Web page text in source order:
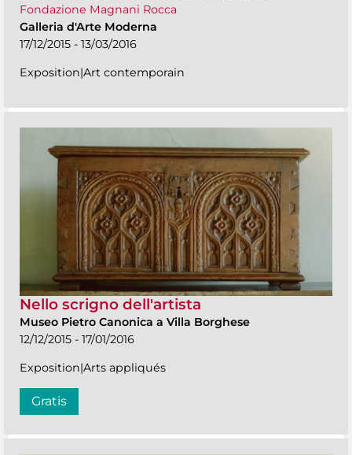
Fondazione Magnani Rocca
Galleria d'Arte Moderna
17/12/2015 - 13/03/2016
Exposition|Art contemporain
Nello scrigno dell'artista
Museo Pietro Canonica a Villa Borghese
12/12/2015 - 17/01/2016
Exposition|Arts appliqués
Gratis